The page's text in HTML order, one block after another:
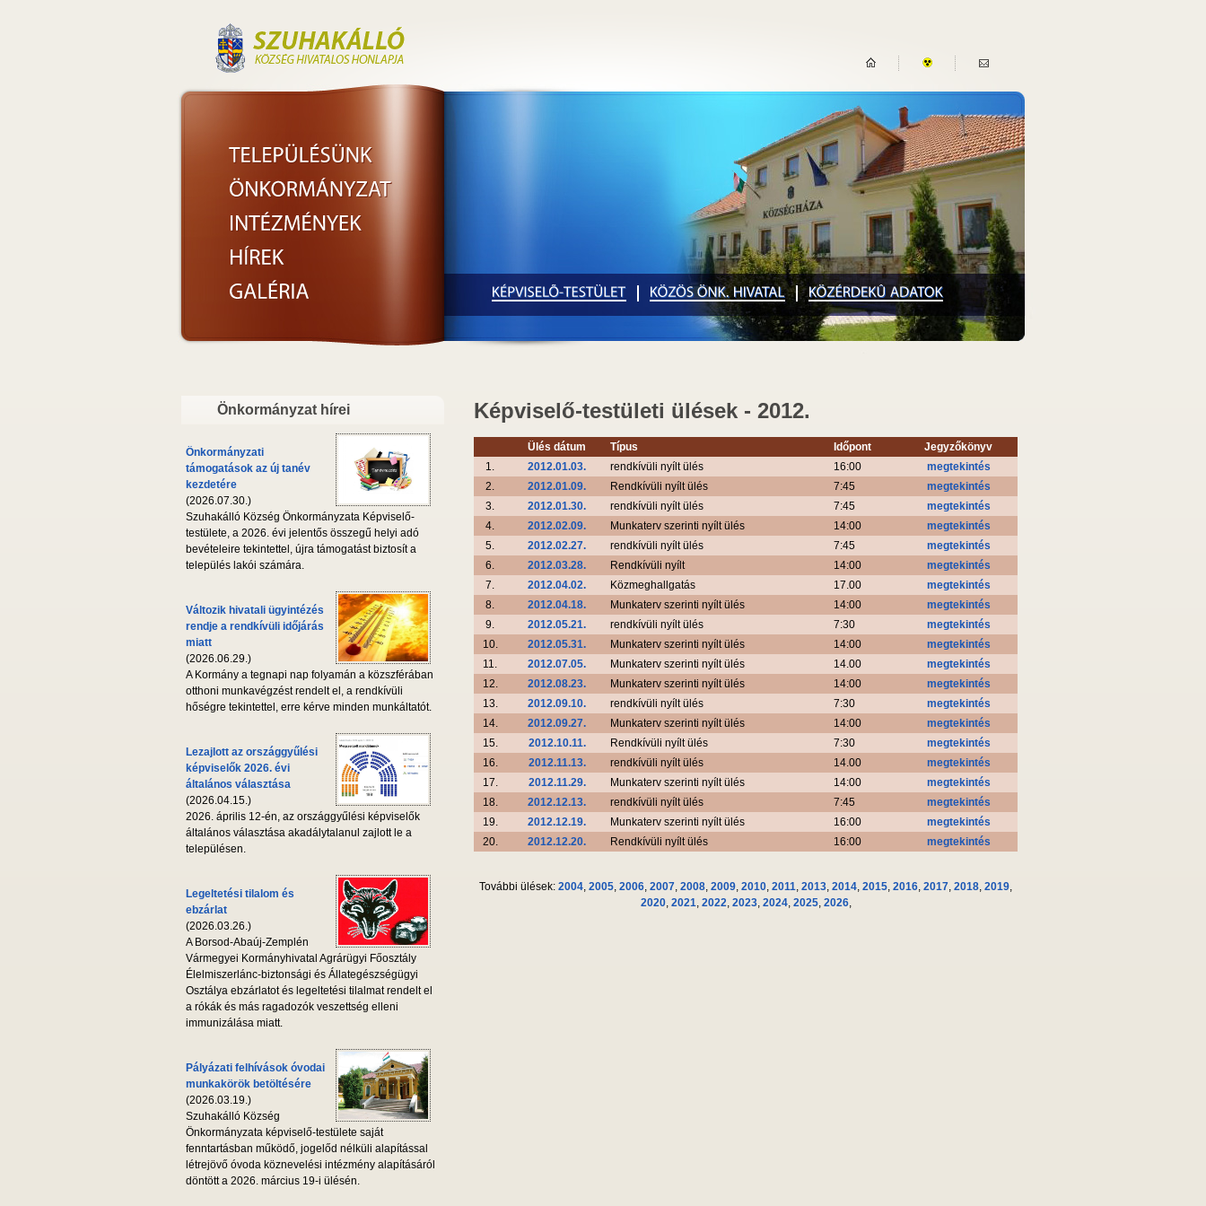
Önkormányzat hírei
Önkormányzati
támogatások az új tanév
kezdetére
(2026.07.30.)
Szuhakálló Község Önkormányzata Képviselő-
testülete, a 2026. évi jelentős összegű helyi adó
bevételeire tekintettel, újra támogatást biztosít a
település lakói számára.
Változik hivatali ügyintézés
rendje a rendkívüli időjárás
miatt
(2026.06.29.)
A Kormány a tegnapi nap folyamán a közszférában
otthoni munkavégzést rendelt el, a rendkívüli
hőségre tekintettel, erre kérve minden munkáltatót.
Lezajlott az országgyűlési
képviselők 2026. évi
általános választása
(2026.04.15.)
2026. április 12-én, az országgyűlési képviselők
általános választása akadálytalanul zajlott le a
településen.
Legeltetési tilalom és
ebzárlat
(2026.03.26.)
A Borsod-Abaúj-Zemplén
Vármegyei Kormányhivatal Agrárügyi Főosztály
Élelmiszerlánc-biztonsági és Állategészségügyi
Osztálya ebzárlatot és legeltetési tilalmat rendelt el
a rókák és más ragadozók veszettség elleni
immunizálása miatt.
Pályázati felhívások óvodai
munkakörök betöltésére
(2026.03.19.)
Szuhakálló Község
Önkormányzata képviselő-testülete saját
fenntartásban működő, jogelőd nélküli alapítással
létrejövő óvoda köznevelési intézmény alapításáról
döntött a 2026. március 19-i ülésén.
Képviselő-testületi ülések - 2012.
Ülés dátum Típus Időpont
Jegyzőkönyv
1.
2012.01.03. rendkívüli nyílt ülés 16:00
megtekintés
2.
2012.01.09. Rendkívüli nyílt ülés 7:45
megtekintés
3.
2012.01.30. rendkívüli nyílt ülés 7:45
megtekintés
4.
2012.02.09. Munkaterv szerinti nyílt ülés 14:00
megtekintés
5.
2012.02.27. rendkívüli nyílt ülés 7:45
megtekintés
6.
2012.03.28. Rendkívüli nyílt 14:00
megtekintés
7.
2012.04.02. Közmeghallgatás 17.00
megtekintés
8.
2012.04.18. Munkaterv szerinti nyílt ülés 14:00
megtekintés
9.
2012.05.21. rendkívüli nyílt ülés 7:30
megtekintés
10.
2012.05.31. Munkaterv szerinti nyílt ülés 14:00
megtekintés
11.
2012.07.05. Munkaterv szerinti nyílt ülés 14.00
megtekintés
12.
2012.08.23. Munkaterv szerinti nyílt ülés 14:00
megtekintés
13.
2012.09.10. rendkívüli nyílt ülés 7:30
megtekintés
14.
2012.09.27. Munkaterv szerinti nyílt ülés 14:00
megtekintés
15.
2012.10.11. Rendkívüli nyílt ülés 7:30
megtekintés
16.
2012.11.13. rendkívüli nyílt ülés 14.00
megtekintés
17.
2012.11.29. Munkaterv szerinti nyílt ülés 14:00
megtekintés
18.
2012.12.13. rendkívüli nyílt ülés 7:45
megtekintés
19.
2012.12.19. Munkaterv szerinti nyílt ülés 16:00
megtekintés
20.
2012.12.20. Rendkívüli nyílt ülés 16:00 megtekintés
További ülések: 2004, 2005, 2006, 2007, 2008, 2009, 2010, 2011, 2013, 2014, 2015, 2016, 2017, 2018, 2019,
2020, 2021, 2022, 2023, 2024, 2025, 2026,